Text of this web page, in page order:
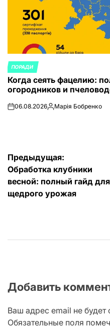
ОПУБЛИКОВАНО
В
ПОРАДИ
Когда сеять фацелию:
огородников и
on06.08.2026Запись
Марія Бобренко
Навигация
по
записям
Предыдущая:
Обработка клубники
весной: полный гайд для
щедрого урожая
Добавить
Ваш адрес email не будет
Обязательные поля